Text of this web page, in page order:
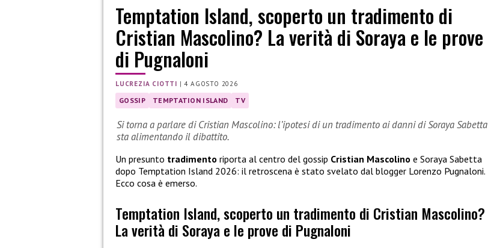
Temptation Island, scoperto un tradimento di
Cristian Mascolino? La verità di Soraya e le prove
di Pugnaloni
LUCREZIA CIOTTI |4 AGOSTO 2026
GOSSIP TEMPTATION ISLAND TV
Si torna a parlare di Cristian Mascolino: l’ipotesi di un tradimento ai danni di Soraya Sabetta
sta alimentando il dibattito.
Un presunto tradimento riporta al centro del gossip Cristian Mascolino e Soraya Sabetta
dopo Temptation Island 2026: il retroscena è stato svelato dal blogger Lorenzo Pugnaloni.
Ecco cosa è emerso.
Temptation Island, scoperto un tradimento di Cristian Mascolino?
La verità di Soraya e le prove di Pugnaloni